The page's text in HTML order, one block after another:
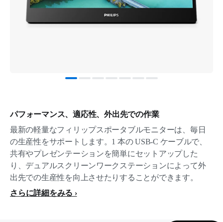
パフォーマンス、適応性、外出先での作業
最新の軽量なフィリップスポータブルモニターは、毎日
の生産性をサポートします。1 本の USB-C ケーブルで、
共有やプレゼンテーションを簡単にセットアップした
り、デュアルスクリーンワークステーションによって外
出先での生産性を向上させたりすることができます。
さらに詳細をみる